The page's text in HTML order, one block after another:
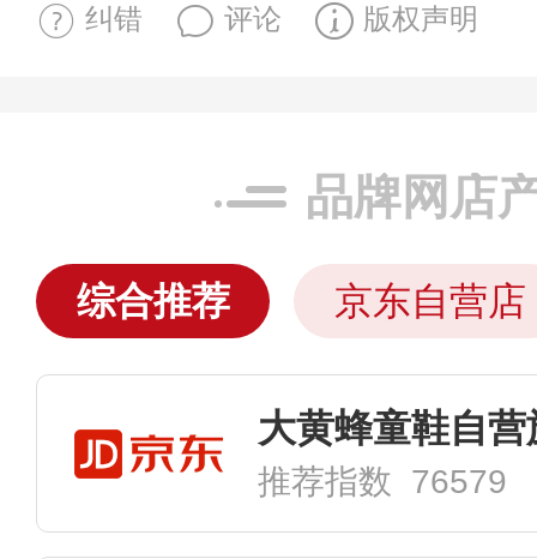
纠错 评论 版权声明
品牌网店
综合推荐 京东自营店
大黄蜂童鞋自
推荐指数 76579